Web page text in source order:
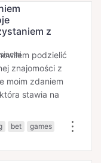
z
podzielić
znajomości z
moim zdaniem
stawia na
bet games